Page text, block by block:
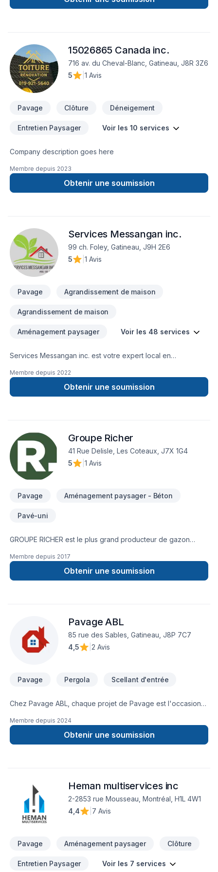
15026865 Canada inc.
716 av. du Cheval-Blanc, Gatineau, J8R 3Z6
5
1 Avis
Pavage Clôture Déneigement
Entretien Paysager Voir les 10 services
Company description goes here
Membre depuis 2023
Obtenir une soumission
Services Messangan inc.
99 ch. Foley, Gatineau, J9H 2E6
5
1 Avis
Pavage Agrandissement de maison
Agrandissement de maison
Aménagement paysager Voir les 48 services
Services Messangan inc. est votre expert local en
Calfeutrage, Commercial, Cuisine, Émondage, Entretien
paysager, Excavation intérieur, Garage, Patio, Pavage, Pavé
uni, Paysagement, Peinture, Peinture extérieur, Plancher,
rigueur. Nous croyons en l'importance d'une approche
personnalisée, adaptée à chaque client, pour garantir des
résultats au-delà de vos attentes. Confiez votre projet à une
équipe qui a à cœur votre satisfaction.
Membre depuis 2022
Obtenir une soumission
Groupe Richer
41 Rue Delisle, Les Coteaux, J7X 1G4
5
1 Avis
Pavage Aménagement paysager - Béton
Pavé-uni
GROUPE RICHER est le plus grand producteur de gazon
produits d'aménagement paysager, combiné au meilleur
service de l'industrie. Une entreprise familiale dynamique et
passionnée depuis 1962. Succursales : Sainte-Julie, Mercier,
Membre depuis 2017
Obtenir une soumission
Pavage ABL
85 rue des Sables, Gatineau, J8P 7C7
4,5
2 Avis
Pavage Pergola Scellant d'entrée
Chez Pavage ABL, chaque projet de Pavage est l'occasion
satisfaction client à Outaouais. Nous croyons en l'importance
d'une approche personnalisée, adaptée à chaque client,
pour garantir des résultats au-delà de vos attentes. Nous
Membre depuis 2024
Obtenir une soumission
Heman multiservices inc
2-2853 rue Mousseau, Montréal, H1L 4W1
4,4
7 Avis
Pavage Aménagement paysager Clôture
Entretien Paysager Voir les 7 services